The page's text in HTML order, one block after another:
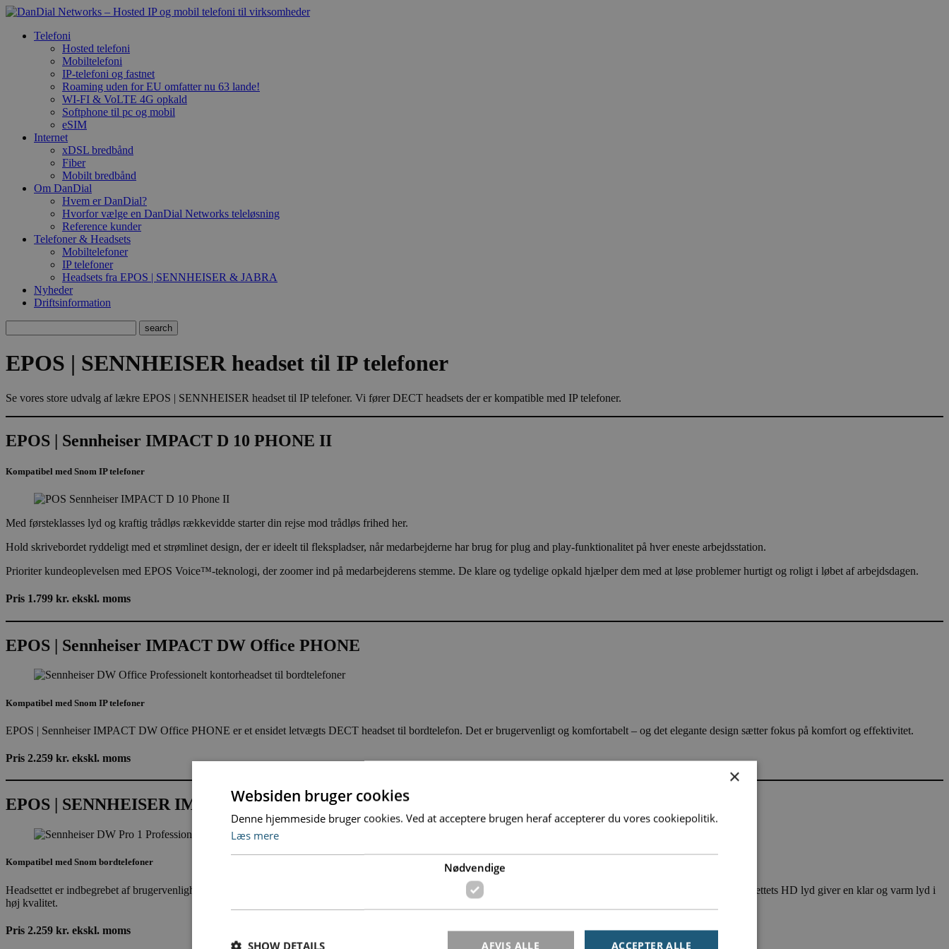
Telefoni
Hosted telefoni
Mobiltelefoni
IP-telefoni og fastnet
Roaming uden for EU omfatter nu 63 lande!
WI-FI & VoLTE 4G opkald
Softphone til pc og mobil
eSIM
Internet
xDSL bredbånd
Fiber
Mobilt bredbånd
Om DanDial
Hvem er DanDial?
Hvorfor vælge en DanDial Networks teleløsning
Reference kunder
Telefoner & Headsets
Mobiltelefoner
IP telefoner
Headsets fra EPOS | SENNHEISER & JABRA
Nyheder
Driftsinformation
EPOS | SENNHEISER headset til IP telefoner
Se vores store udvalg af lækre EPOS | SENNHEISER headset til IP telefoner. Vi fører DECT headsets der er kompatible med IP telefoner.
EPOS | Sennheiser IMPACT D 10 PHONE II
Kompatibel med Snom IP telefoner
Med førsteklasses lyd og kraftig trådløs rækkevidde starter din rejse mod trådløs frihed her.
Hold skrivebordet ryddeligt med et strømlinet design, der er ideelt til flekspladser, når medarbejderne har brug for plug and play-funktionalitet på hver eneste arbejdsstation.
Prioriter kundeoplevelsen med EPOS Voice™-teknologi, der zoomer ind på medarbejderens stemme. De klare og tydelige opkald hjælper dem med at løse problemer hurtigt og roligt i løbet af arbejdsdagen.
Pris 1.799 kr. ekskl. moms
EPOS | Sennheiser IMPACT DW Office PHONE
Kompatibel med Snom IP telefoner
EPOS | Sennheiser IMPACT DW Office PHONE er et ensidet letvægts DECT headset til bordtelefon. Det er brugervenligt og komfortabelt – og det elegante design sætter fokus på komfort og effektivitet.
Pris 2.259 kr. ekskl. moms
EPOS | SENNHEISER IMPACT DW Pro 1 PHONE
Kompatibel med Snom bordtelefoner
Headsettet er indbegrebet af brugervenlighed og komfort. EPOS | SENNHEISER IMPACT DW Pro 1 PHONE er ekstrem komfortabelt at have på dagen lang og headsettets HD lyd giver en klar og varm lyd i
høj kvalitet.
Pris 2.259 kr. ekskl. moms
×
Websiden bruger cookies
Denne hjemmeside bruger cookies. Ved at acceptere brugen heraf accepterer du vores cookiepolitik.
Læs mere
Nødvendige
ACCEPTER ALLE
AFVIS ALLE
SHOW DETAILS